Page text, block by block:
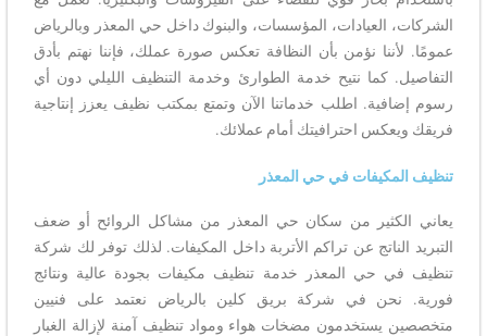
الشركات، العيادات، المؤسسات، والبنوك داخل حي المعذر وبالرياض
عمومًا. لأننا نؤمن بأن النظافة تعكس صورة عملك، فإننا نهتم بأدق
التفاصيل. كما نتيح خدمة الطوارئ وخدمة التنظيف الليلي دون أي
رسوم إضافية. اطلب خدماتنا الآن وتمتع بمكتب نظيف يعزز إنتاجية
فريقك ويعكس احترافيتك أمام عملائك.
تنظيف المكيفات في حي المعذر
يعاني الكثير من سكان حي المعذر من مشاكل الروائح أو ضعف
التبريد الناتج عن تراكم الأتربة داخل المكيفات. لذلك توفر لك شركة
تنظيف في حي المعذر خدمة تنظيف مكيفات بجودة عالية ونتائج
فورية. نحن في شركة بريق كلين بالرياض نعتمد على فنيين
متخصصين يستخدمون مضخات هواء ومواد تنظيف آمنة لإزالة الغبار